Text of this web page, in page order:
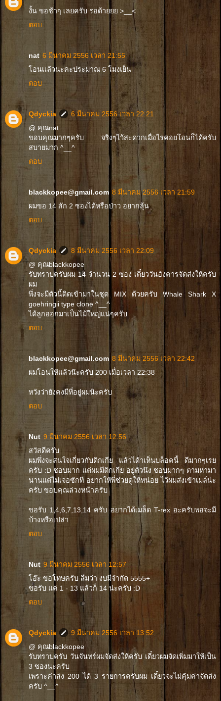
งั้น ขอช้าๆ เลยครับ รอด้ายยย >__<
ตอบ
nat 6 มีนาคม 2556 เวลา 21:55
โอนเเล้วนะคะประมาณ 6 โมงเย็น
ตอบ
Qdyckia
6 มีนาคม 2556 เวลา 22:21
@ คุณnat
ขอบคุณมากๆครับ จริงๆไว้สะดวกเมื่อไรค่อยโอนก็ได้ครับ
สบายมาก ^__^
ตอบ
blackkopee@gmail.com 8 มีนาคม 2556 เวลา 21:59
ผมขอ 14 สัก 2 ซองได้หรือป่าว อยากลุ้น
ตอบ
Qdyckia
8 มีนาคม 2556 เวลา 22:09
@ คุณblackkopee
รับทราบครับผม 14 จำนวน 2 ซอง เดี๋ยววันอังคารจัดส่งให้ครับ
ผม
พึ่งจะมีตัวนี้ติดเข้ามาในชุด MIX ด้วยครับ Whale Shark X
goehringii type clone ^__^
ได้ลูกออกมาเป็นไม้ใหญ่แน่ๆครับ
ตอบ
blackkopee@gmail.com 8 มีนาคม 2556 เวลา 22:42
ผมโอนให้แล้วน๊ะครับ 200 เมื่อเวลา 22:38
หวังว่ายังคงมีที่อยู่ผมน๊ะครับ
ตอบ
Nut 9 มีนาคม 2556 เวลา 12:56
สวัสดีครับ
ผมพึ่งจะสนใจเกี่ยวกับดิกเกีย แล้วได้าเห็นบล็อคนี้ ดีมากๆเรย
ครับ :D ชอบมาก แต่ผมมีดิกเกีย อยู่ตัวนึง ชอบมากๆ ตามหามา
นานแต่ไม่เจอซักที อยากให้พี่ช่วยดูให้หน่อย ไว้ผมส่งเข้าเมล์น่ะ
ครับ ขอบคุณล่วงหน้าครับ
ขอรับ 1,4,6,7,13,14 ครับ อยากได้เมล็ด T-rex อะครับพอจะมี
บ้างหรือเปล่า
ตอบ
Nut 9 มีนาคม 2556 เวลา 12:57
โอ๊ะ ขอโทษครับ ลืมว่า งบมีจำกัด 5555+
ขอรับ แค่ 1 - 13 แล้วก็ 14 น่ะครับ :D
ตอบ
Qdyckia
9 มีนาคม 2556 เวลา 13:52
@ คุณblackkopee
รับทราบครับ วันจันทร์ผมจัดส่งให้ครับ เดี๋ยวผมจัดเพิ่มมาให้เป็น
3 ซองนะครับ
เพราะค่าส่ง 200 ได้ 3 รายการครับผม เดี๋ยวจะไม่คุ้มค่าจัดส่ง
ครับ ^__^